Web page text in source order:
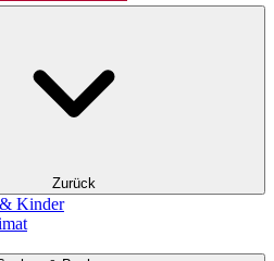
Zurück
Kinder